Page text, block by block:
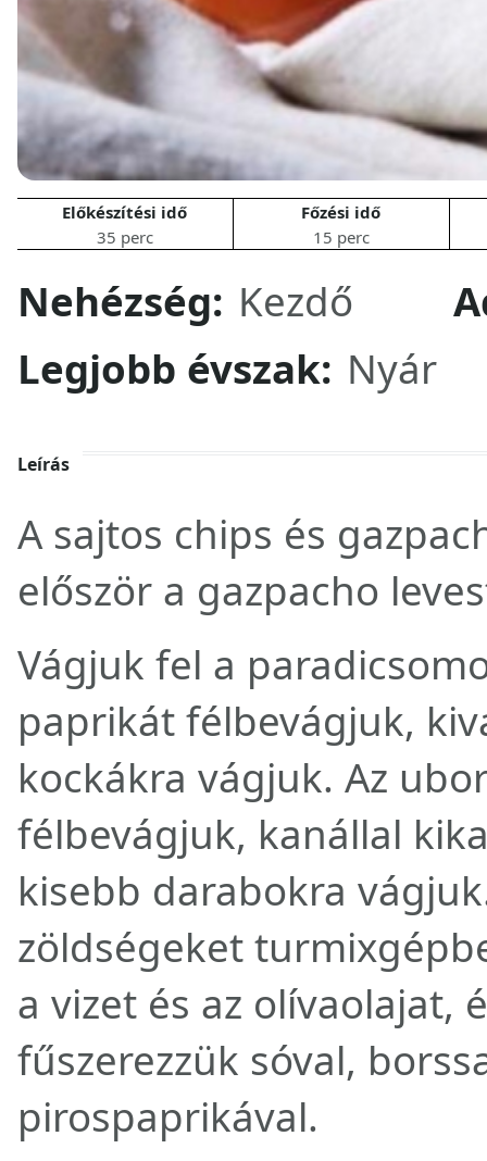
Előkészítési idő
35 perc
Főzési idő
15 perc
Nehézség: Kezdő
Legjobb évszak: Nyár
Leírás
A sajtos chips és
először a gazpacho
Vágjuk fel a
paprikát félbevágjuk,
kockákra vágjuk. Az
félbevágjuk, kanállal
kisebb darabokra
zöldségeket
a vizet és az olívaolajat,
fűszerezzük sóval,
pirospaprikával.